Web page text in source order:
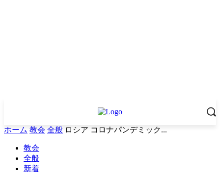
ホーム 教会 全般 ロシア コロナパンデミック...
教会
全般
新着